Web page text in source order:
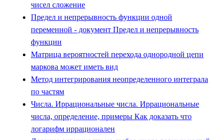
чисел сложение
Предел и непрерывность функции одной
переменной - документ Предел и непрерывность
функции
Матрица вероятностей перехода однородной цепи
маркова может иметь вид
Метод интегрирования неопределенного интеграла
по частям
Числа. Иррациональные числа. Иррациональные
числа, определение, примеры Как доказать что
логарифм иррационален